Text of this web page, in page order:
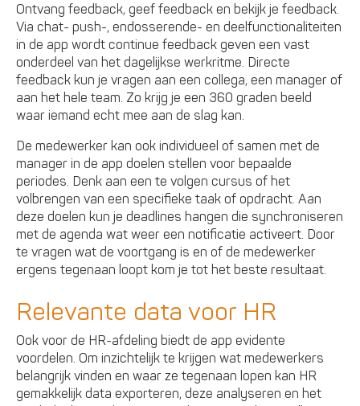
Ontvang feedback, geef feedback en bekijk je feedback.
Via chat- push-, endosserende- en deelfunctionaliteiten
in de app wordt continue feedback geven een vast
onderdeel van het dagelijkse werkritme. Directe
feedback kun je vragen aan een collega, een manager of
aan het hele team. Zo krijg je een 360 graden beeld
waar iemand echt mee aan de slag kan.
De medewerker kan ook individueel of samen met de
manager in de app doelen stellen voor bepaalde
periodes. Denk aan een te volgen cursus of het
volbrengen van een specifieke taak of opdracht. Aan
deze doelen kun je deadlines hangen die synchroniseren
met de agenda wat weer een notificatie activeert. Door
te vragen wat de voortgang is en of de medewerker
ergens tegenaan loopt kom je tot het beste resultaat.
Relevante data voor HR
Ook voor de HR-afdeling biedt de app evidente
voordelen. Om inzichtelijk te krijgen wat medewerkers
belangrijk vinden en waar ze tegenaan lopen kan HR
gemakkelijk data exporteren, deze analyseren en het